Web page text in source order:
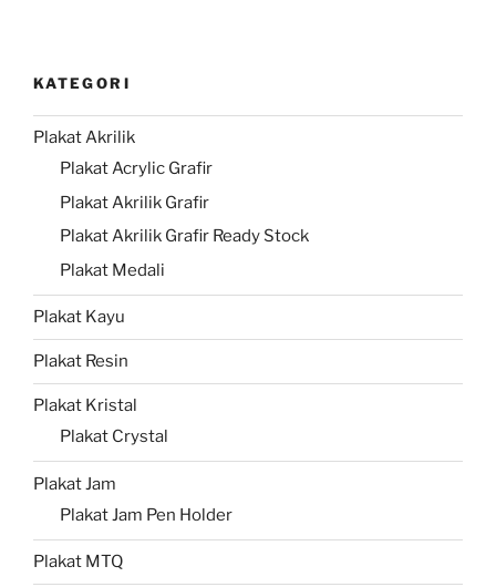
KATEGORI
Plakat Akrilik
Plakat Acrylic Grafir
Plakat Akrilik Grafir
Plakat Akrilik Grafir Ready Stock
Plakat Medali
Plakat Kayu
Plakat Resin
Plakat Kristal
Plakat Crystal
Plakat Jam
Plakat Jam Pen Holder
Plakat MTQ